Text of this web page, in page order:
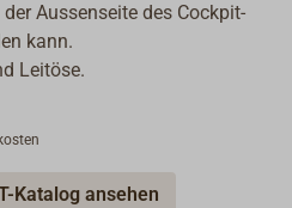
Aussenseite des Cockpit-
kann.
Leitöse.
Katalog ansehen